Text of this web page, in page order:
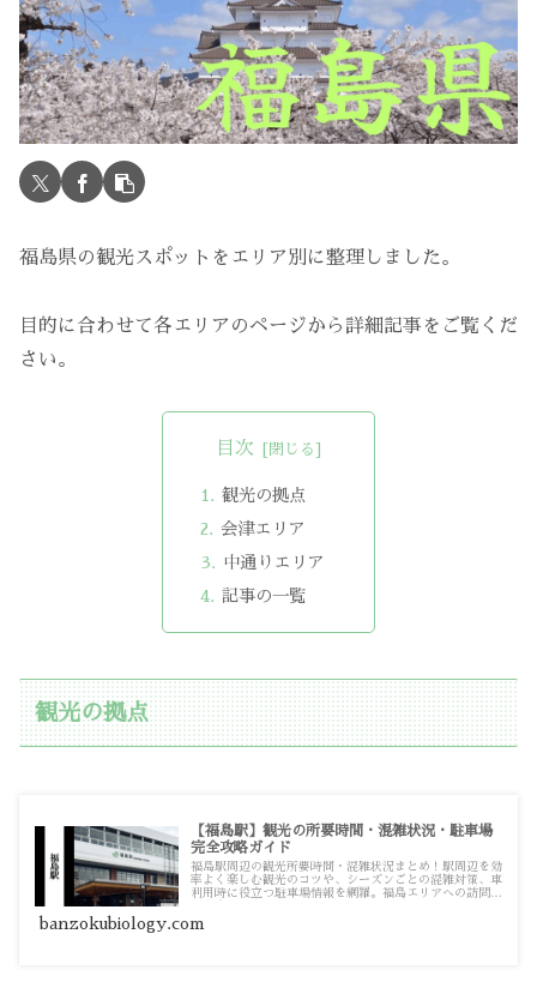
福島県の観光スポットをエリア別に整理しました。
目的に合わせて各エリアのページから詳細記事をご覧くだ
さい。
目次
観光の拠点
会津エリア
中通りエリア
記事の一覧
観光の拠点
【福島駅】観光の所要時間・混雑状況・駐車場
完全攻略ガイド
福島駅周辺の観光所要時間・混雑状況まとめ！駅周辺を効
率よく楽しむ観光のコツや、シーズンごとの混雑対策、車
利用時に役立つ駐車場情報を網羅。福島エリアへの訪問計
banzokubiology.com